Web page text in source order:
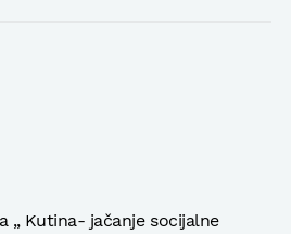
„ Kutina- jačanje socijalne